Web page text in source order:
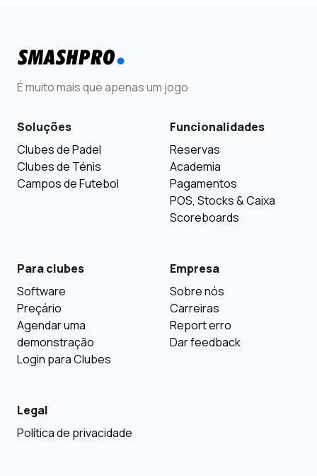
É muito mais que apenas um jogo
Soluções
Clubes de Padel
Clubes de Ténis
Campos de Futebol
Funcionalidades
Reservas
Academia
Pagamentos
POS, Stocks & Caixa
Scoreboards
Para clubes
Software
Preçário
Agendar uma
demonstração
Login para Clubes
Empresa
Sobre nós
Carreiras
Report erro
Dar feedback
Legal
Política de privacidade